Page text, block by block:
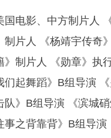
国电影、中方制片人
制片人 《杨靖宇传奇
》制片人 《勋章》执
们起舞蹈》B组导演
队》B组导演 《滨城
事之背靠背》B组导